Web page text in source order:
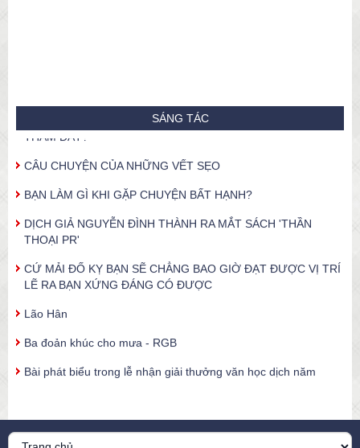
SÁNG TÁC
BẠN MUỐN ĐỘT PHÁ ẦM ÀO HAY TỪ TỪ NHƯ MƯA DẦM
THOẠI PR'
LẼ RA BẠN XỨNG ĐÁNG CÓ ĐƯỢC
2008 của hội nhà văn Hà Nội